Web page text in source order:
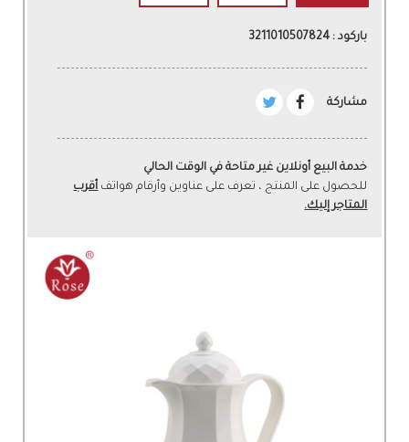
باركود : 3211010507824
مشاركة
خدمة البيع أونلاين غير متاحة في الوقت الحالي
للحصول على المنتج ، تعرف على عناوين وأرقام هواتفأقرب
المتاجر إليك.